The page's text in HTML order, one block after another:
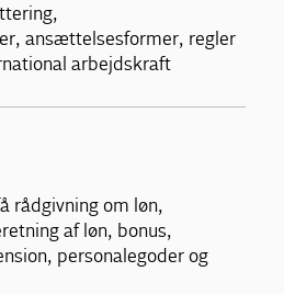
ansættelsesformer, regler
arbejdskraft
rådgivning om løn,
af løn, bonus,
personalegoder og